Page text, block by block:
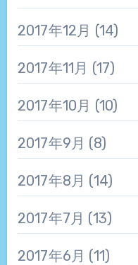
2017年12月 (14)
2017年11月 (17)
2017年10月 (10)
2017年9月 (8)
2017年8月 (14)
2017年7月 (13)
2017年6月 (11)